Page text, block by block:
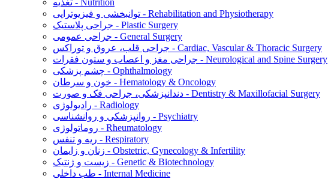
تغذیه - Nutrition
توانبخشی و فیزیوتراپی - Rehabilitation and Physiotherapy
جراحی پلاستیک - Plastic Surgery
جراحی عمومی - General Surgery
جراحی قلب، عروق و توراکس - Cardiac, Vascular & Thoracic Surgery
جراحی مغز و اعصاب و ستون فقرات - Neurological and Spine Surgery
چشم پزشکی - Ophthalmology
خون و سرطان - Hematology & Oncology
دندانپزشکی، جراحی فک و صورت - Dentistry & Maxillofacial Surgery
رادیولوژی - Radiology
روانپزشکی و روانشناسی - Psychiatry
روماتولوژی - Rheumatology
ریه و تنفس - Respiratory
زنان و زایمان - Obstetric, Gynecology & Infertility
زیست و ژنتیک - Genetic & Biotechnology
طب داخلی - Internal Medicine